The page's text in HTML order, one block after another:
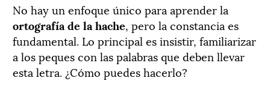
No hay un enfoque único para aprender la
ortografía de la hache, pero la constancia es
fundamental. Lo principal es insistir, familiarizar
a los peques con las palabras que deben llevar
esta letra. ¿Cómo puedes hacerlo?